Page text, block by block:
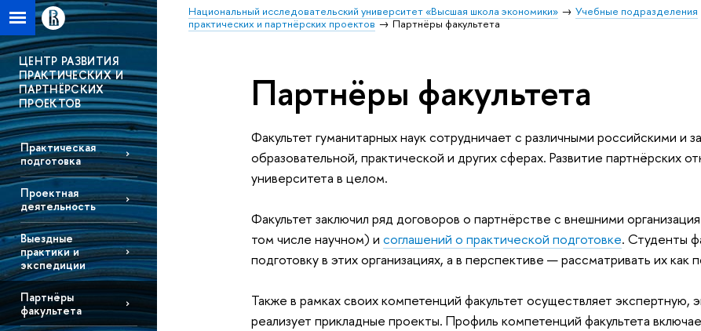
Национальный исследовательский университет «Высшая школа экономики» Учебные подразделения
практических и партнёрских проектов
Партнёры факультета
ЦЕНТР РАЗВИТИЯ
ПРАКТИЧЕСКИХ И
ПАРТНЁРСКИХ
ПРОЕКТОВ
Практическая
подготовка
Проектная
деятельность
Выездные
практики и
экспедиции
Партнёры
факультета
Партнёры факультета
Факультет гуманитарных наук сотрудничает с различными российскими и
образовательной, практической и других сферах. Развитие партнёрских
университета в целом.
Факультет заключил ряд договоров о партнёрстве с внешними
том числе научном) и соглашений о практической подготовке. Студенты
подготовку в этих организациях, а в перспективе — рассматривать их как
Также в рамках своих компетенций факультет осуществляет экспертную,
реализует прикладные проекты. Профиль компетенций факультета